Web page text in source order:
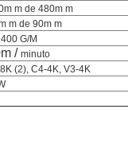
m de 480m m
m de 90m m
G/M
/ minuto
(2), C4-4K, V3-4K